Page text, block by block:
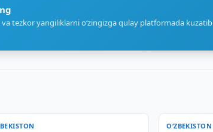
tezkor yangiliklarni o‘zingizga qulay platformada kuzatib
O‘ZBEKISTON